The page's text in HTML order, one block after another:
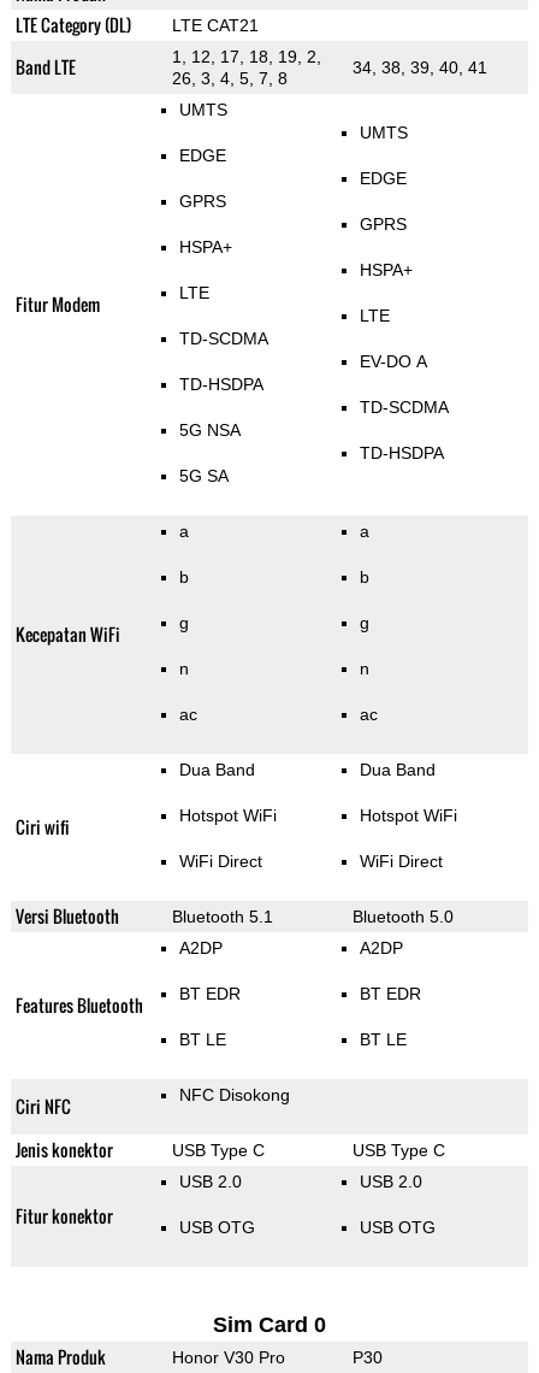
LTE Category (DL) LTE CAT21
Band LTE
1, 12, 17, 18, 19, 2,
26, 3, 4, 5, 7, 8
34, 38, 39, 40, 41
Fitur Modem
UMTS
EDGE
GPRS
HSPA+
LTE
TD-SCDMA
TD-HSDPA
5G NSA
5G SA
UMTS
EDGE
GPRS
HSPA+
LTE
EV-DO A
TD-SCDMA
TD-HSDPA
Kecepatan WiFi
a
b
g
n
ac
a
b
g
n
ac
Ciri wifi
Dua Band
Hotspot WiFi
WiFi Direct
Dua Band
Hotspot WiFi
WiFi Direct
Versi Bluetooth Bluetooth 5.1 Bluetooth 5.0
Features Bluetooth
A2DP
BT EDR
BT LE
A2DP
BT EDR
BT LE
Ciri NFC NFC Disokong
Jenis konektor USB Type C USB Type C
Fitur konektor
USB 2.0
USB OTG
USB 2.0
USB OTG
Sim Card 0
Nama Produk Honor V30 Pro P30